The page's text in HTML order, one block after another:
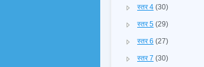
स्तर 4 (30)
स्तर 5 (29)
स्तर 6 (27)
स्तर 7 (30)